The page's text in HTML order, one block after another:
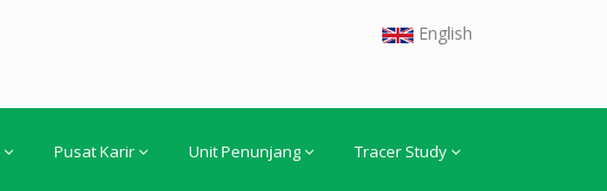
English
Pusat Karir Unit Penunjang Tracer Study